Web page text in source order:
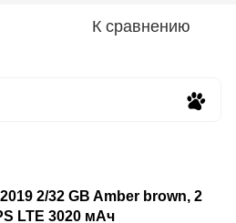
К сравнению
2/32 GB Amber brown, 2
LTE 3020 мАч